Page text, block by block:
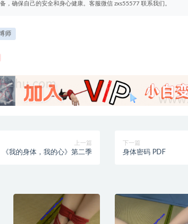
，确保自己的安全和身心健康。客服微信 zxs55577 联系我们。
师
上一篇
《我的身体，我的心》第二季
下一篇
身体密码 PDF